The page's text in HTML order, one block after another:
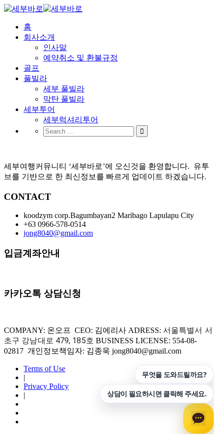
홈
회사소개
인사말
예약취소 및 환불규정
골프
풀빌라
세부 풀빌라
막탄 풀빌라
세부투어
세부럭셔리투어
세부여행커뮤니티 ‘세부바로’에 오신것을 환영합니다. 유투
브를 기반으로 한 최신정보를 빠르게 업데이트 하겠습니다.
CONTACT
koodzym corp.Bagumbayan2 Maribago Lapulapu City
+63 0966-578-0514
jong8040@gmail.com
입금계좌안내
카카오톡 상담신청
COMPANY: 온오프 CEO: 김에리사 ADRESS: 서울특별서 서
초구 강남대로 479, 185호 BUSINESS LICENSE: 554-08-
02817 개인정보책임자: 김종욱 jong8040@gmail.com
Terms of Use
|
Privacy Policy
|